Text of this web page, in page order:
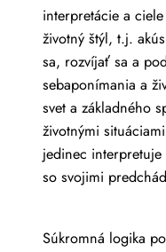
interpretácie a
životný štýl, t.j.
sa, rozvíjať sa a
sebaponímania a
svet a základného
životnými
jedinec
so svojimi
Súkromná logika